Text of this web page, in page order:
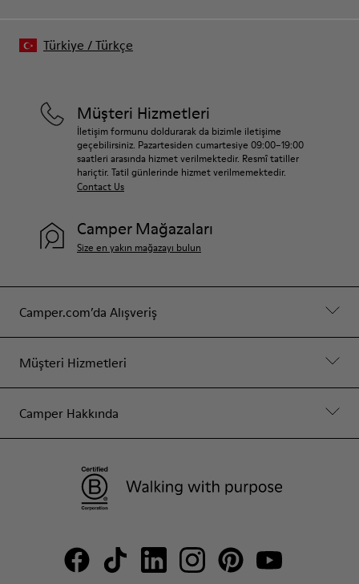
Camper.com’da Alışveriş
Müşteri Hizmetleri
Camper Hakkında
Müşteri Hizmetleri
İletişim formunu doldurarak da bizimle iletişime
geçebilirsiniz. Pazartesiden cumartesiye 09:00–19:00
saatleri arasında hizmet verilmektedir. Resmî tatiller
hariçtir. Tatil günlerinde hizmet verilmemektedir.
Contact Us
Camper Mağazaları
Size en yakın mağazayı bulun
Türkiye /Türkçe